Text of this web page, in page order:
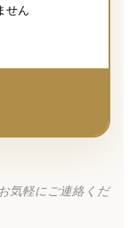
せん
気軽にご連絡くだ